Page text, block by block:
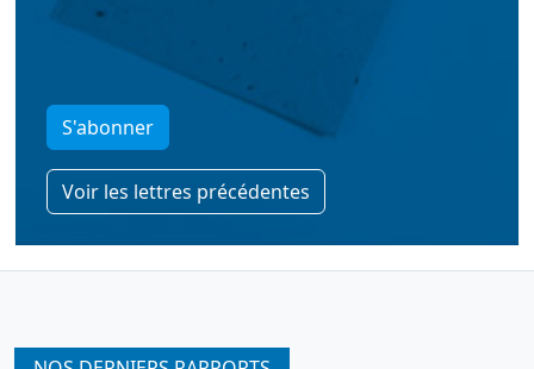
S'abonner
Voir les lettres précédentes